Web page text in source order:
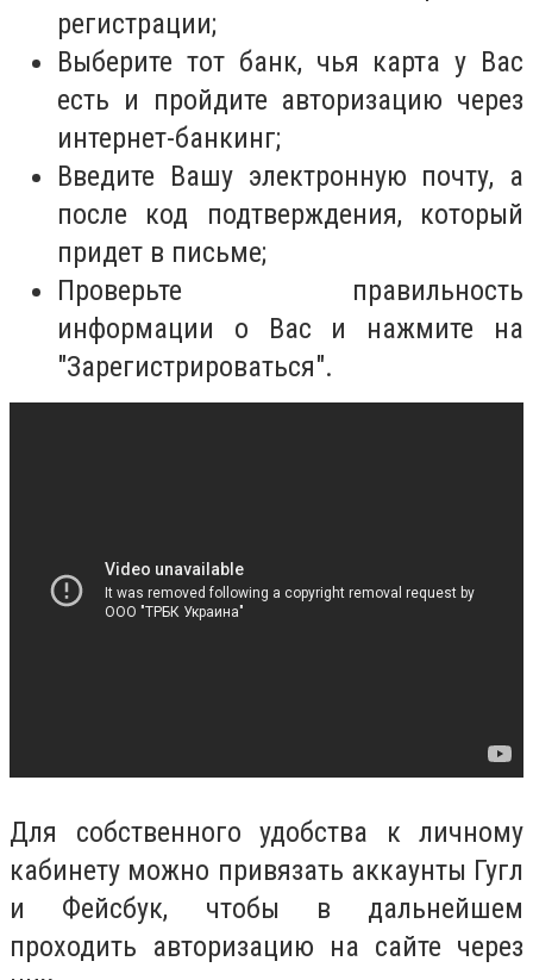
регистрации;
Выберите тот банк, чья карта у Вас
есть и пройдите авторизацию через
интернет-банкинг;
Введите Вашу электронную почту, а
после код подтверждения, который
придет в письме;
Проверьте правильность
информации о Вас и нажмите на
"Зарегистрироваться".
Для собственного удобства к личному
кабинету можно привязать аккаунты Гугл
и Фейсбук, чтобы в дальнейшем
проходить авторизацию на сайте через